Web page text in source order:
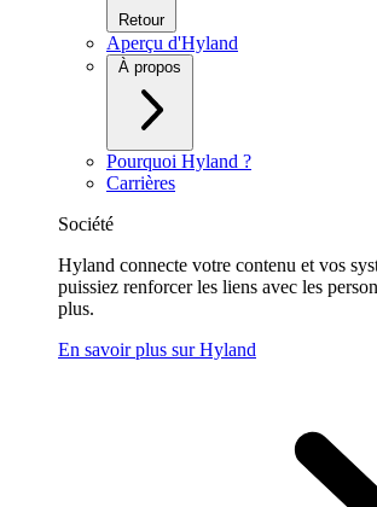
Retour
Aperçu d'Hyland
À propos
Pourquoi Hyland ?
Carrières
Société
Hyland connecte votre contenu et vos
puissiez renforcer les liens avec les
plus.
En savoir plus sur Hyland